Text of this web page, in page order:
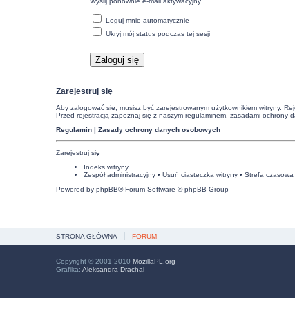
Loguj mnie automatycznie
Ukryj mój status podczas tej sesji
Zarejestruj się
Aby zalogować się, musisz być zarejestrowanym użytkownikiem witryny.
Przed rejestracją zapoznaj się z naszym regulaminem, zasadami
Regulamin| Zasady ochrony danych osobowych
Zarejestruj się
Indeks witryny
Zespół administracyjny• Usuń ciasteczka witryny• Strefa czasowa
Powered by phpBB® Forum Software © phpBB Group
STRONA GŁÓWNA FORUM
Copyright © 2001-2010 MozillaPL.org
Grafika: Aleksandra Drachal